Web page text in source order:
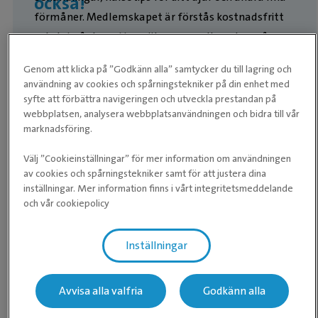
förmåner. Medlemskapet är förstås kostnadsfritt
och det går bra att ansöka om medlemskap på
Läs mer om kundklubben här
Med Evidensia-appen bokar du smidigt både
veterinärbesök på klinik och ett videosamtal med en
Genom att klicka på ”Godkänn alla” samtycker du till lagring och
användning av cookies och spårningstekniker på din enhet med
syfte att förbättra navigeringen och utveckla prestandan på
webbplatsen, analysera webbplatsanvändningen och bidra till vår
marknadsföring.
Välj ”Cookieinställningar” för mer information om användningen
av cookies och spårningstekniker samt för att justera dina
inställningar. Mer information finns i vårt integritetsmeddelande
och vår cookiepolicy
Inställningar
Avvisa alla valfria Godkänn alla